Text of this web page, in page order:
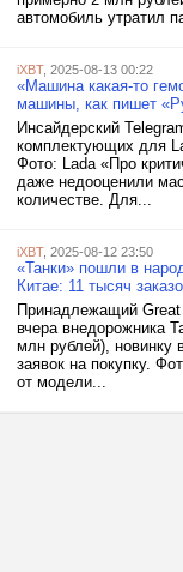
автомобиль утратил
iXBT, 2025-08-13 00:22
«Машина какая-то
машины, как пишет
Инсайдерский
комплектующих для
Фото: Lada «Про
даже недооценили
количестве. Для...
iXBT, 2025-08-12 23:50
«Танки» пошли в
Китае: 11 тысяч
Принадлежащий Great
вчера внедорожника
млн рублей), новинку
заявок на покупку.
от модели...